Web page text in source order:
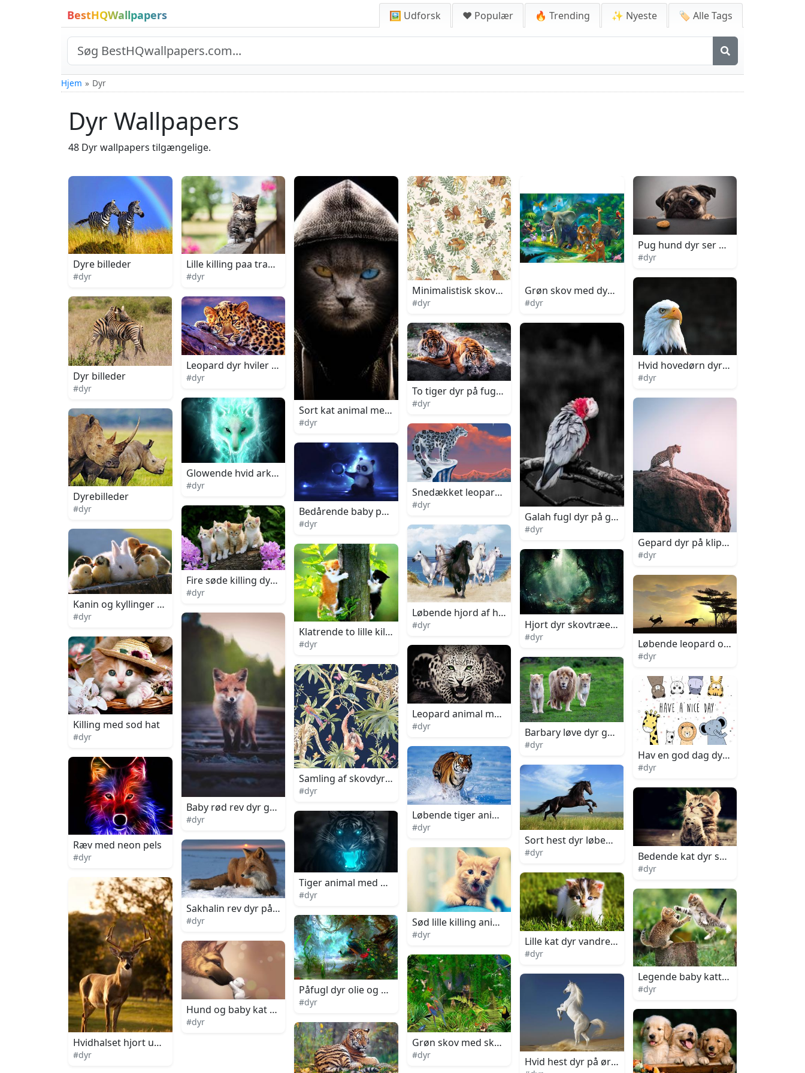
BestHQWallpapers 🖼️ Udforsk ❤️ Populær 🔥 Trending ✨ Nyeste 🏷️ Alle Tags
Hjem Dyr
Dyr Wallpapers
48 Dyr wallpapers tilgængelige.
Dyre billeder
#dyr
Dyr billeder
#dyr
Dyrebilleder
#dyr
Kanin og kyllinger paa betonhegn
#dyr
Killing med sod hat
#dyr
Ræv med neon pels
#dyr
Hvidhalset hjort under solnedgang
#dyr
Lille killing paa traefence
#dyr
Leopard dyr hviler paa fugtig sten
#dyr
Glowende hvid arktisk ulv
#dyr
Fire søde killing dyr på hugget træ
#dyr
Baby rød rev dyr gående gennem jernbane
#dyr
Sakhalin rev dyr på sne
#dyr
Hund og baby kat dyr bokeh kunstværk
#dyr
Sort kat animal med hette
#dyr
Bedårende baby panda legende med en sæbeboble
#dyr
Klatrende to lille killing dyr
#dyr
Samling af skovdyr på et træ digital kunst
#dyr
Tiger animal med neon blå øjne
#dyr
Påfugl dyr olie og akvarel maleri
#dyr
Minimalistisk skovdyr digital kunst
#dyr
To tiger dyr på fugtig sten
#dyr
Snedækket leopard animal på sneklædt bjerg digital kunst
#dyr
Løbende hjord af heste dyr
#dyr
Leopard animal med grønne øjne
#dyr
Løbende tiger animal i havet
#dyr
Sød lille killing animal portræt
#dyr
Grøn skov med skovdyr digital kunst
#dyr
Grøn skov med dyr tegneserie kunst
#dyr
Galah fugl dyr på gren
#dyr
Hjort dyr skovtræer grafik kunst
#dyr
Barbary løve dyr gående gennem græs
#dyr
Sort hest dyr løbende gennem græsmark
#dyr
Lille kat dyr vandrende i græsset
#dyr
Hvid hest dyr på ørken sand
Pug hund dyr ser på hundefoder
#dyr
Hvid hovedørn dyr med hvide fjer
#dyr
Gepard dyr på klippebjerg
#dyr
Løbende leopard og hjort dyr under
#dyr
Hav en god dag dyr tegneserie kunst
#dyr
Bedende kat dyr sødt portræt
#dyr
Legende baby katte på hugget træ
#dyr